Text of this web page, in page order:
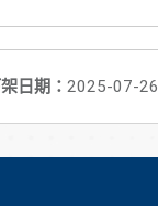
日期： 2025-07-26